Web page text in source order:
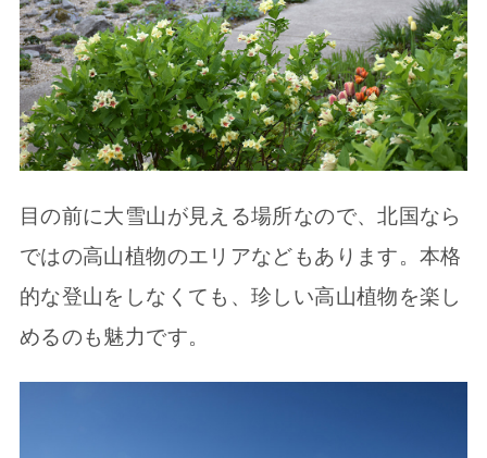
目の前に大雪山が見える場所なので、北国なら
ではの高山植物のエリアなどもあります。本格
的な登山をしなくても、珍しい高山植物を楽し
めるのも魅力です。